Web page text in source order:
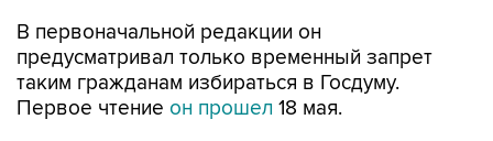
В первоначальной редакции он
предусматривал только временный запрет
таким гражданам избираться в Госдуму.
Первое чтение он прошел 18 мая.